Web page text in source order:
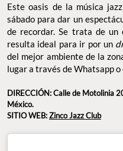
Este oasis de la música
sábado para dar un
de recordar. Se trata de un
resulta ideal para ir por un
del mejor ambiente de la
lugar a través de Whatsapp
DIRECCIÓN: Calle de Motolinia
México.
SITIO WEB:Zinco Jazz Club